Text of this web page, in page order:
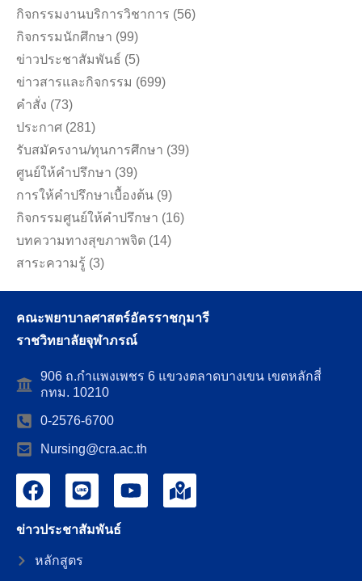
กิจกรรมงานบริการวิชาการ (56)
กิจกรรมนักศึกษา (99)
ข่าวประชาสัมพันธ์ (5)
ข่าวสารและกิจกรรม (699)
คำสั่ง (73)
ประกาศ (281)
รับสมัครงาน/ทุนการศึกษา (39)
ศูนย์ให้คำปรึกษา (39)
การให้คำปรึกษาเบื้องต้น (9)
กิจกรรมศูนย์ให้คำปรึกษา (16)
บทความทางสุขภาพจิต (14)
สาระความรู้ (3)
คณะพยาบาลศาสตร์อัครราชกุมารี
ราชวิทยาลัยจุฬาภรณ์
906 ถ.กำแพงเพชร 6 แขวงตลาดบางเขน เขตหลักสี่
กทม. 10210
0-2576-6700
Nursing@cra.ac.th
ข่าวประชาสัมพันธ์
หลักสูตร